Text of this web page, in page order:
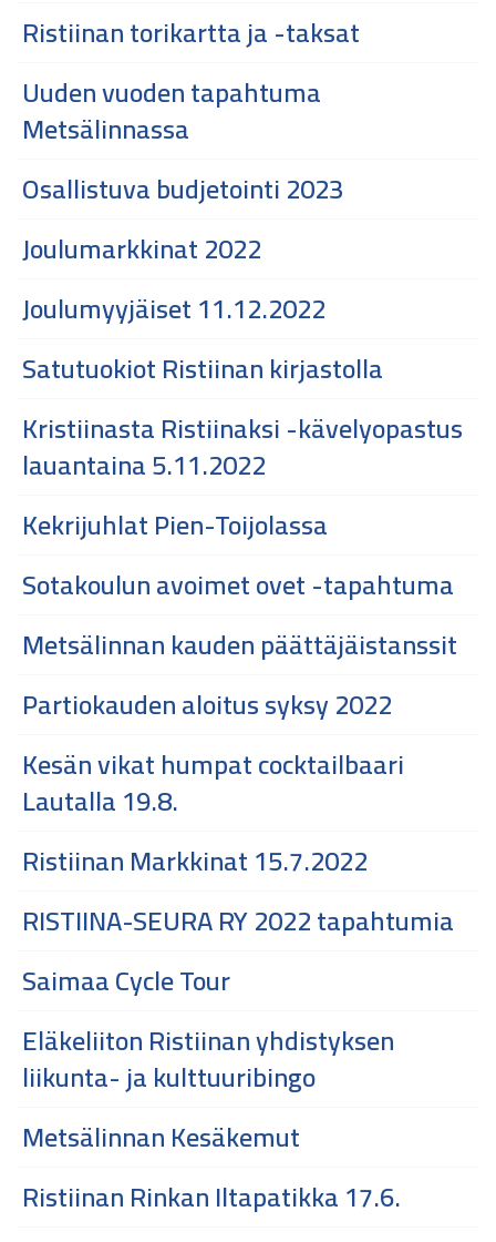
Ristiinan torikartta ja -taksat
Uuden vuoden tapahtuma
Metsälinnassa
Osallistuva budjetointi 2023
Joulumarkkinat 2022
Joulumyyjäiset 11.12.2022
Satutuokiot Ristiinan kirjastolla
Kristiinasta Ristiinaksi -kävelyopastus
lauantaina 5.11.2022
Kekrijuhlat Pien-Toijolassa
Sotakoulun avoimet ovet -tapahtuma
Metsälinnan kauden päättäjäistanssit
Partiokauden aloitus syksy 2022
Kesän vikat humpat cocktailbaari
Lautalla 19.8.
Ristiinan Markkinat 15.7.2022
RISTIINA-SEURA RY 2022 tapahtumia
Saimaa Cycle Tour
Eläkeliiton Ristiinan yhdistyksen
liikunta- ja kulttuuribingo
Metsälinnan Kesäkemut
Ristiinan Rinkan Iltapatikka 17.6.